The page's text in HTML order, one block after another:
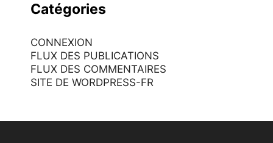
Catégories
CONNEXION
FLUX DES PUBLICATIONS
FLUX DES COMMENTAIRES
SITE DE WORDPRESS-FR